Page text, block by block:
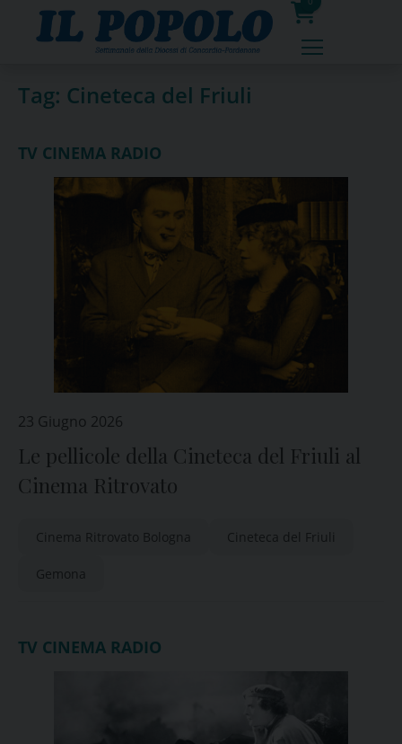
0
prodotti
Tag: Cineteca del Friuli
TV CINEMA RADIO
23 Giugno 2026
Le pellicole della Cineteca del Friuli al
Cinema Ritrovato
Cinema Ritrovato Bologna Cineteca del Friuli
Gemona
TV CINEMA RADIO